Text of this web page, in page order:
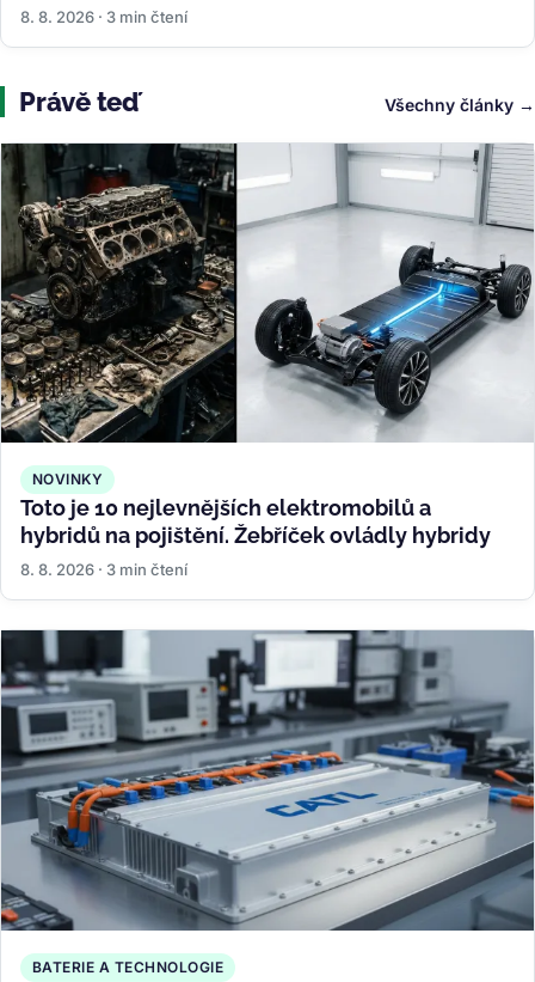
8. 8. 2026 · 3 min čtení
Právě teď Všechny články
NOVINKY
Toto je 10 nejlevnějších elektromobilů a
hybridů na pojištění. Žebříček ovládly hybridy
8. 8. 2026 · 3 min čtení
BATERIE A TECHNOLOGIE